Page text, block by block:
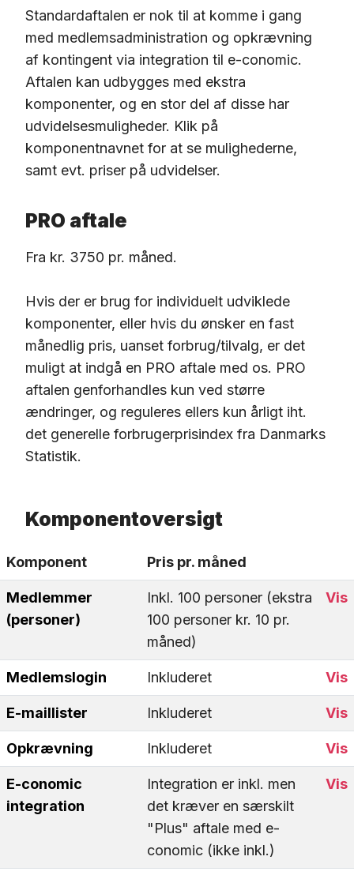
Standardaftalen er nok til at komme i gang
med medlemsadministration og opkrævning
af kontingent via integration til e-conomic.
Aftalen kan udbygges med ekstra
komponenter, og en stor del af disse har
udvidelsesmuligheder. Klik på
komponentnavnet for at se mulighederne,
samt evt. priser på udvidelser.
PRO aftale
Fra kr. 3750 pr. måned.
Hvis der er brug for individuelt udviklede
komponenter, eller hvis du ønsker en fast
månedlig pris, uanset forbrug/tilvalg, er det
muligt at indgå en PRO aftale med os. PRO
aftalen genforhandles kun ved større
ændringer, og reguleres ellers kun årligt iht.
det generelle forbrugerprisindex fra Danmarks
Statistik.
Komponentoversigt
Komponent Pris pr. måned
Medlemmer
(personer)
Inkl. 100 personer (ekstra
100 personer kr. 10 pr.
måned)
Vis
Medlemslogin Inkluderet Vis
E-maillister Inkluderet Vis
Opkrævning Inkluderet Vis
E-conomic
integration
Integration er inkl. men
det kræver en særskilt
"Plus" aftale med e-
conomic (ikke inkl.)
Vis